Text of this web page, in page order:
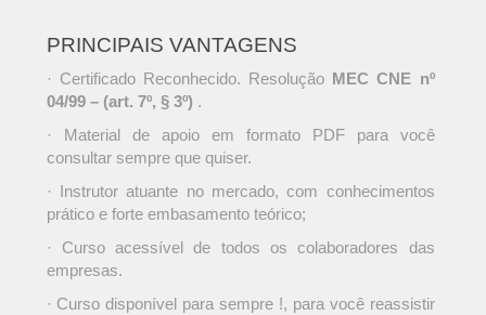
PRINCIPAIS VANTAGENS
· Certificado Reconhecido. Resolução MEC CNE nº
04/99 – (art. 7º, § 3º) .
· Material de apoio em formato PDF para você
consultar sempre que quiser.
· Instrutor atuante no mercado, com conhecimentos
prático e forte embasamento teórico;
· Curso acessível de todos os colaboradores das
empresas.
· Curso disponível para sempre !, para você reassistir